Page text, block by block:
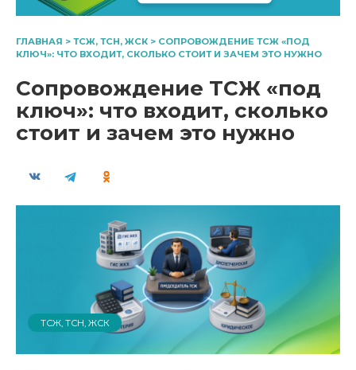
ГЛАВНАЯ > ТСЖ, ТСН, ЖСК > СОПРОВОЖДЕНИЕ ТСЖ «ПОД
КЛЮЧ»: ЧТО ВХОДИТ, СКОЛЬКО СТОИТ И ЗАЧЕМ ЭТО НУЖНО
Сопровождение ТСЖ «под
ключ»: что входит, сколько
стоит и зачем это нужно
ТСЖ, ТСН, ЖСК